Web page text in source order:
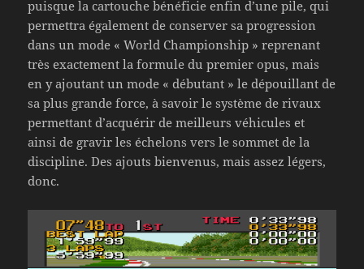
puisque la cartouche bénéficie enfin d’une pile, qui
permettra également de conserver sa progression
dans un mode « World Championship » reprenant
très exactement la formule du premier opus, mais
en y ajoutant un mode « débutant » le dépouillant de
sa plus grande force, à savoir le système de rivaux
permettant d’acquérir de meilleurs véhicules et
ainsi de gravir les échelons vers le sommet de la
discipline. Des ajouts bienvenus, mais assez légers,
donc.